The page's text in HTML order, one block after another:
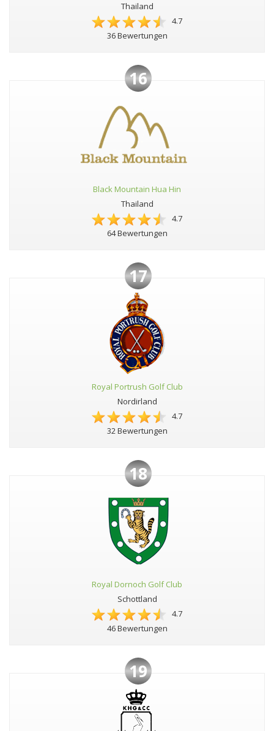
Thailand
4.7
36 Bewertungen
16
Black Mountain Hua Hin
Thailand
4.7
64 Bewertungen
17
Royal Portrush Golf Club
Nordirland
4.7
32 Bewertungen
18
Royal Dornoch Golf Club
Schottland
4.7
46 Bewertungen
19